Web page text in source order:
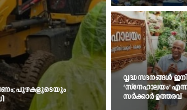
പുഴകളുടെയും
വൃദ്ധ സദനങ്ങള്‍
‘സ്‌നേഹാലയം’ എന്ന്
സര്‍ക്കാര്‍ ഉത്തരവ്